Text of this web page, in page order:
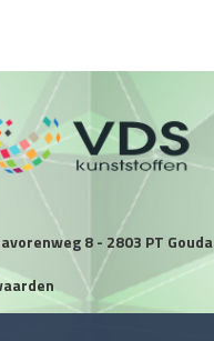
8 - 2803 PT Gouda